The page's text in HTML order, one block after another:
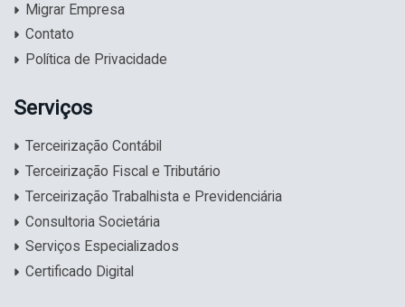
Migrar Empresa
Contato
Política de Privacidade
Serviços
Terceirização Contábil
Terceirização Fiscal e Tributário
Terceirização Trabalhista e Previdenciária
Consultoria Societária
Serviços Especializados
Certificado Digital